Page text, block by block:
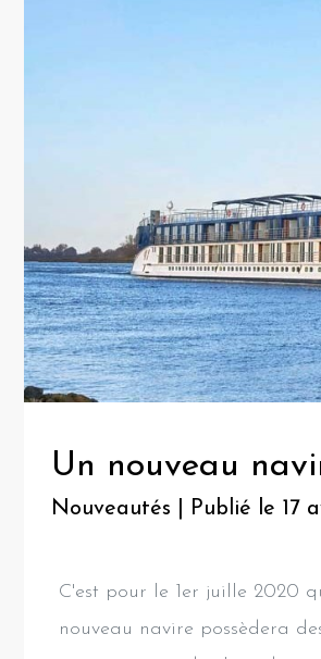
Un nouveau
Nouveautés | Publié le 17
C'est pour le 1er juille 2020
nouveau navire possèdera